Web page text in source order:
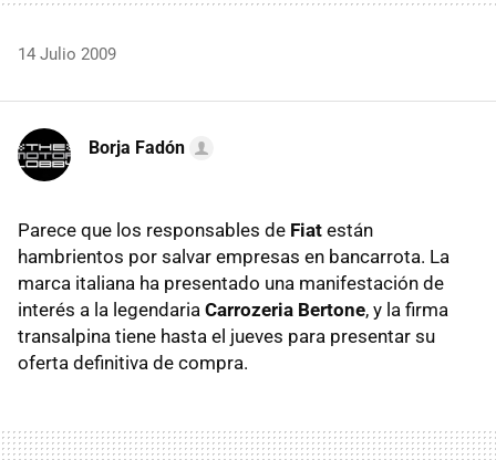
14 Julio 2009
Borja Fadón
Parece que los responsables de Fiat están
hambrientos por salvar empresas en bancarrota. La
marca italiana ha presentado una manifestación de
interés a la legendaria Carrozeria Bertone, y la firma
transalpina tiene hasta el jueves para presentar su
oferta definitiva de compra.